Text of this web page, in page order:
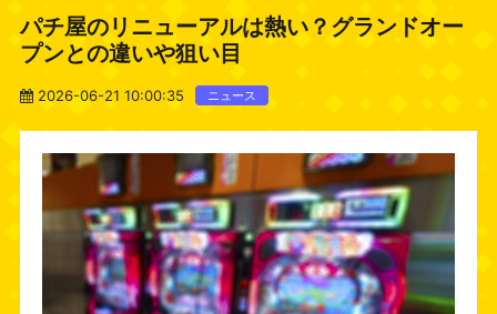
パチ屋のリニューアルは熱い？グランドオー
プンとの違いや狙い目
2026-06-21 10:00:35 ニュース